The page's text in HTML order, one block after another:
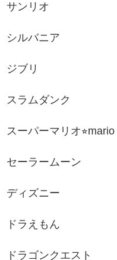
サンリオ
シルバニア
ジブリ
スラムダンク
スーパーマリオ⭐︎mario
セーラームーン
ディズニー
ドラえもん
ドラゴンクエスト